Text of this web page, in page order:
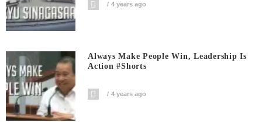
4 years ago
Always Make People Win, Leadership Is
Action #shorts
4 years ago